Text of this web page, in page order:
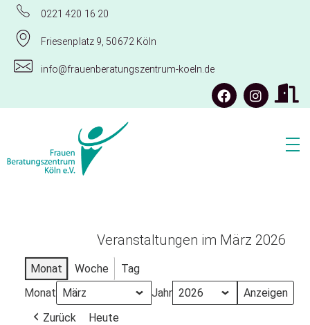
0221 420 16 20
Friesenplatz 9, 50672 Köln
info@frauenberatungszentrum-koeln.de
Veranstaltungen im März 2026
Monat Woche
Tag
Monat
Jahr
Zurück
Heute